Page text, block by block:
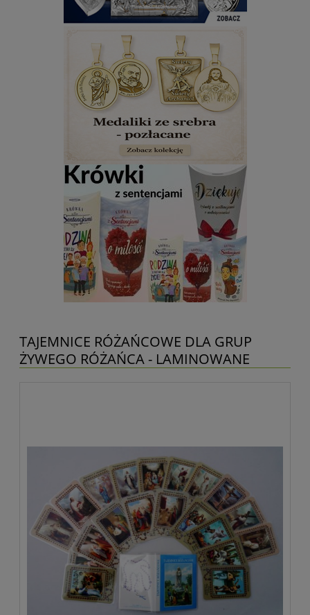
TAJEMNICE RÓŻAŃCOWE DLA GRUP
ŻYWEGO RÓŻAŃCA - LAMINOWANE